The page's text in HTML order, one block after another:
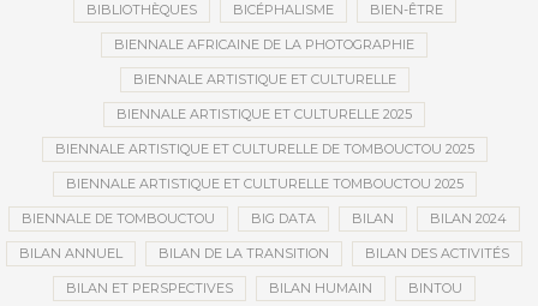
BIBLIOTHÈQUES BICÉPHALISME BIEN-ÊTRE
BIENNALE AFRICAINE DE LA PHOTOGRAPHIE
BIENNALE ARTISTIQUE ET CULTURELLE
BIENNALE ARTISTIQUE ET CULTURELLE 2025
BIENNALE ARTISTIQUE ET CULTURELLE DE TOMBOUCTOU 2025
BIENNALE ARTISTIQUE ET CULTURELLE TOMBOUCTOU 2025
BIENNALE DE TOMBOUCTOU BIG DATA BILAN BILAN 2024
BILAN ANNUEL BILAN DE LA TRANSITION BILAN DES ACTIVITÉS
BILAN ET PERSPECTIVES BILAN HUMAIN BINTOU